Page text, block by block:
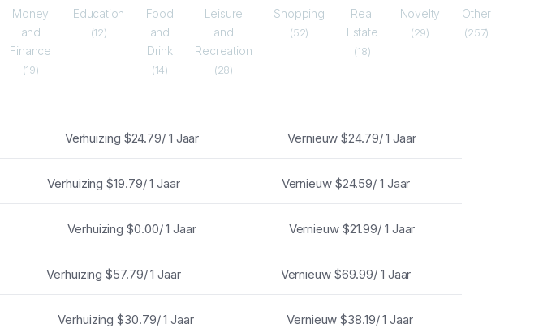
Money
and
Finance
(19)
Education
(12)
Food
and
Drink
(14)
Leisure
and
Recreation
(28)
Shopping
(52)
Real
Estate
(18)
Novelty
(29)
Other
(257)
Verhuizing $24.79/ 1 Jaar Vernieuw $24.79/ 1 Jaar
Verhuizing $19.79/ 1 Jaar Vernieuw $24.59/ 1 Jaar
Verhuizing $0.00/ 1 Jaar Vernieuw $21.99/ 1 Jaar
Verhuizing $57.79/ 1 Jaar Vernieuw $69.99/ 1 Jaar
Verhuizing $30.79/ 1 Jaar Vernieuw $38.19/ 1 Jaar